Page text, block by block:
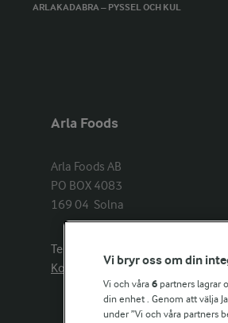
ARLAKADABRA – PYSSEL OCH KUL
Arla Foods
Arla Foods AB
PO BOX 4083
169 04  Solna
Telefon:
Kontakta oss
Vi bryr oss om din
Vi och våra 6 partners lagrar
din enhet . Genom att välja
under ”Vi och våra partners